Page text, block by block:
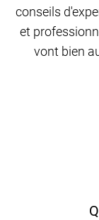
conseils
et
vont bien